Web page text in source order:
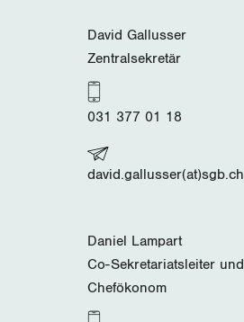
David Gallusser
Zentralsekretär
031 377 01 18
david.gallusser(at)sgb.ch
Daniel Lampart
Co-Sekretariatsleiter und
Chefökonom